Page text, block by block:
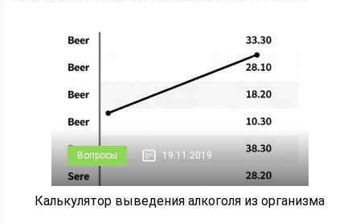
Вопросы 19.11.2019
Калькулятор выведения алкоголя из организма